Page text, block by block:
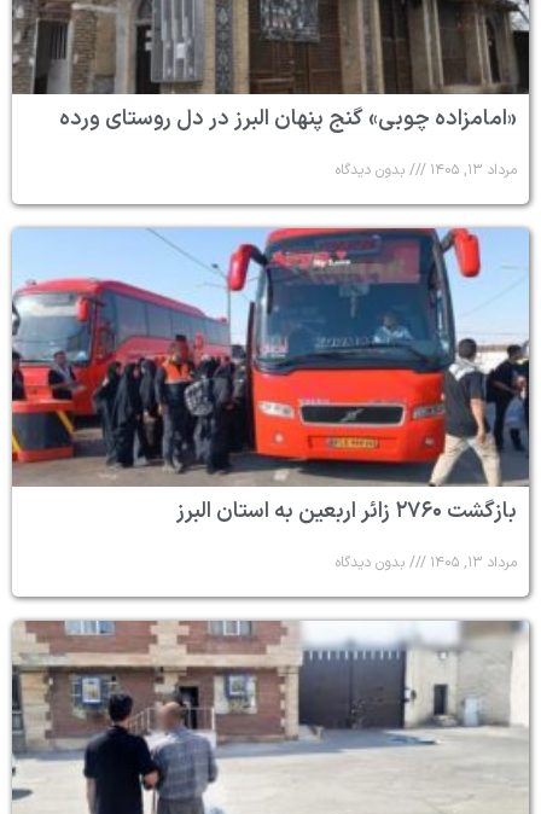
«امامزاده چوبی» گنج پنهان البرز در دل روستای ورده
مرداد ۱۳, ۱۴۰۵ بدون دیدگاه
بازگشت ۲۷۶۰ زائر اربعین به استان البرز
مرداد ۱۳, ۱۴۰۵ بدون دیدگاه